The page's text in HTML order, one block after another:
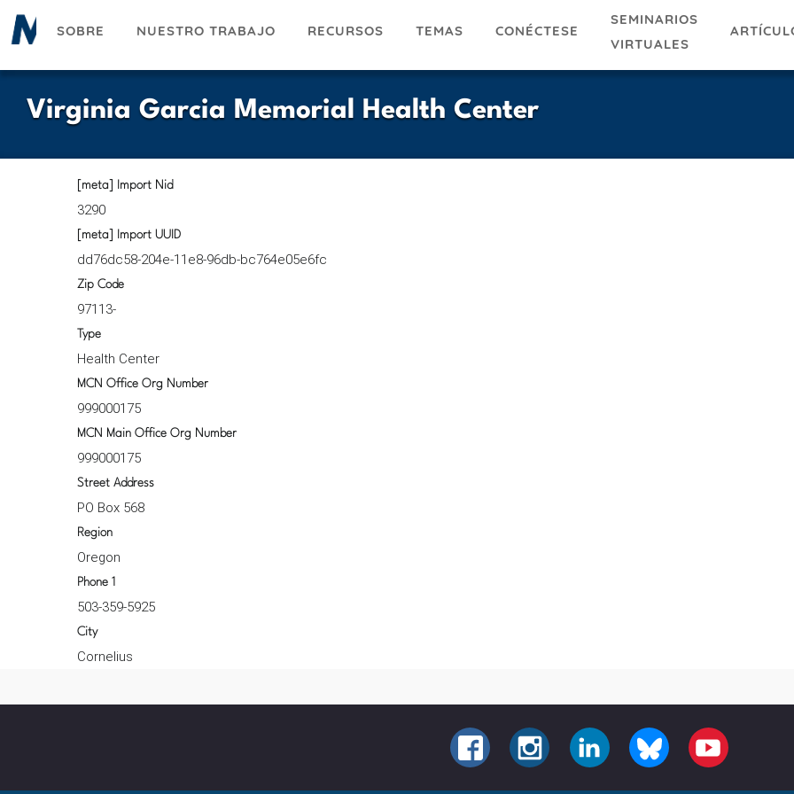
Pasar
SOBRE NUESTRO TRABAJO RECURSOS TEMAS CONÉCTESE
SEMINARIOS
VIRTUALES
Virginia Garcia Memorial Health Center
[meta] Import Nid
3290
[meta] Import UUID
dd76dc58-204e-11e8-96db-bc764e05e6fc
Zip Code
97113-
Type
Health Center
MCN Office Org Number
999000175
MCN Main Office Org Number
999000175
Street Address
PO Box 568
Region
Oregon
Phone 1
503-359-5925
City
Cornelius
FACEBOOKINSTAGRAMLINKEDIN BLUESKY YOUTUBE